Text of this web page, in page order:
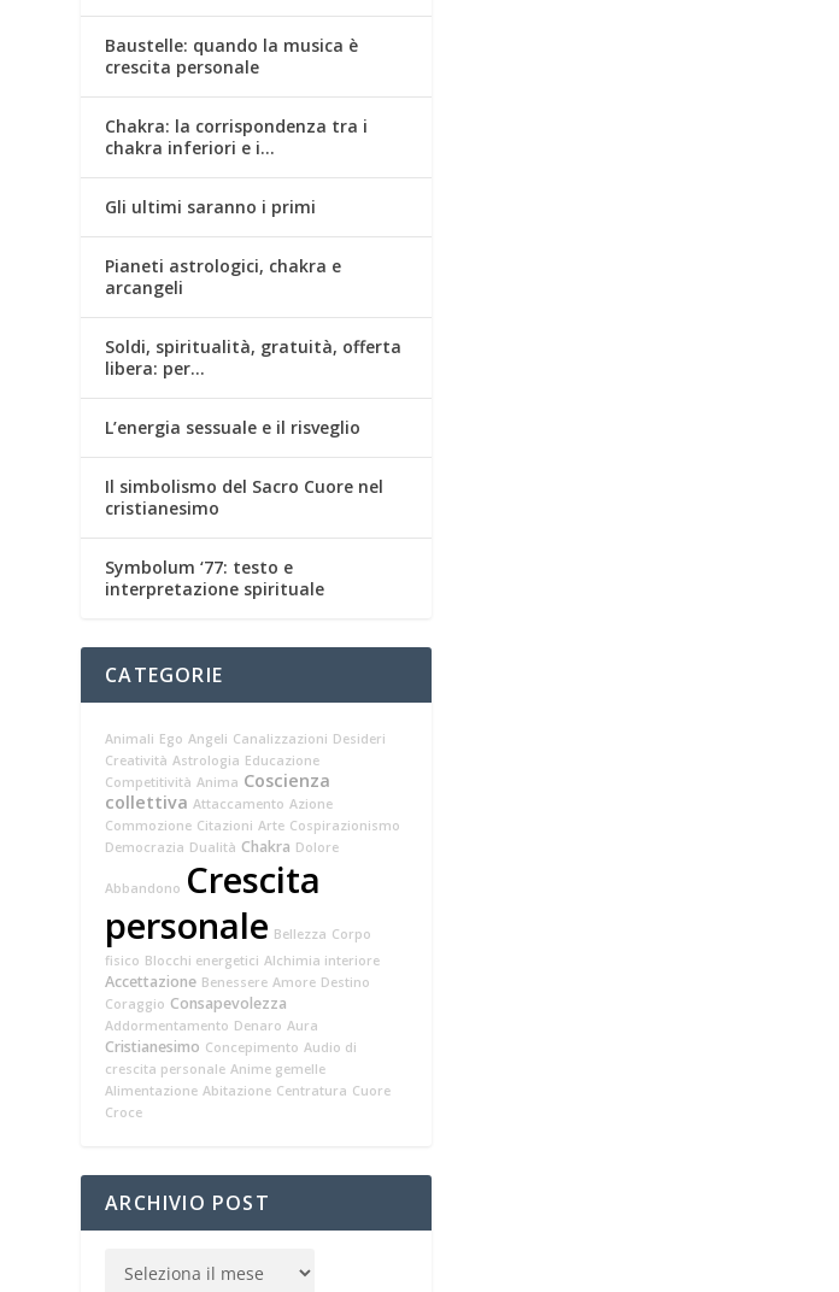
Baustelle: quando la musica è
crescita personale
Chakra: la corrispondenza tra i
chakra inferiori e i…
Gli ultimi saranno i primi
Pianeti astrologici, chakra e
arcangeli
Soldi, spiritualità, gratuità, offerta
libera: per…
L’energia sessuale e il risveglio
Il simbolismo del Sacro Cuore nel
cristianesimo
Symbolum ‘77: testo e
interpretazione spirituale
CATEGORIE
Animali Ego Angeli Canalizzazioni Desideri
Creatività Astrologia Educazione
Competitività Anima Coscienza
collettiva Attaccamento Azione
Commozione Citazioni Arte Cospirazionismo
Democrazia Dualità Chakra Dolore
Abbandono Crescita
personale Bellezza Corpo
fisico Blocchi energetici Alchimia interiore
Accettazione Benessere Amore Destino
Coraggio Consapevolezza
Addormentamento Denaro Aura
Cristianesimo Concepimento Audio di
crescita personale Anime gemelle
Alimentazione Abitazione Centratura Cuore
Croce
ARCHIVIO POST